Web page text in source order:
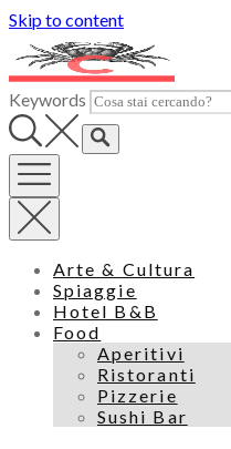
Skip to content
Keywords
Arte & Cultura
Spiaggie
Hotel B&B
Food
Aperitivi
Ristoranti
Pizzerie
Sushi Bar